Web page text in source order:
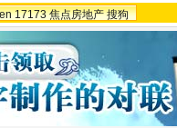
17173 焦点房地产 搜狗